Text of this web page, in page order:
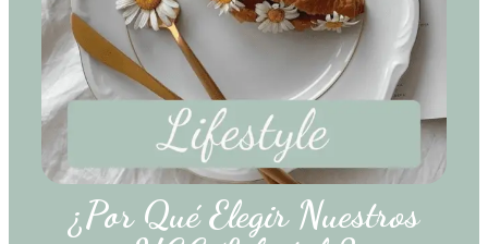
¿Por Qué Elegir Nuestros